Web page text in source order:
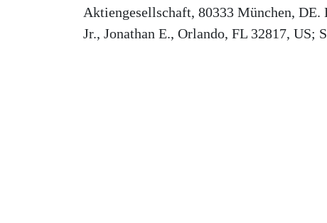
Aktiengesellschaft, 80333 München,
Jr., Jonathan E., Orlando, FL 32817, US;